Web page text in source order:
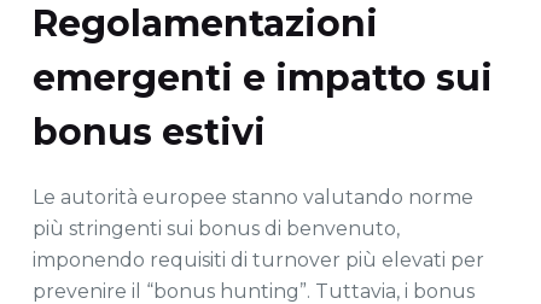
Regolamentazioni
emergenti e impatto sui
bonus estivi
Le autorità europee stanno valutando norme
più stringenti sui bonus di benvenuto,
imponendo requisiti di turnover più elevati per
prevenire il “bonus hunting”. Tuttavia, i bonus